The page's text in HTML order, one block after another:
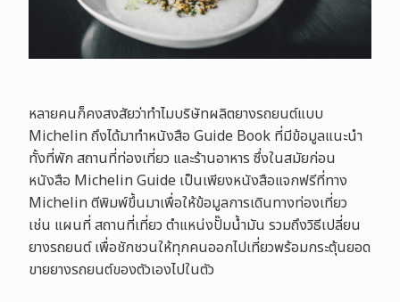
หลายคนก็คงสงสัยว่าทำไมบริษัทผลิตยางรถยนต์แบบ
Michelin ถึงได้มาทำหนังสือ Guide Book ที่มีข้อมูลแนะนำ
ทั้งที่พัก สถานที่ท่องเที่ยว และร้านอาหาร ซึ่งในสมัยก่อน
หนังสือ Michelin Guide เป็นเพียงหนังสือแจกฟรีที่ทาง
Michelin ตีพิมพ์ขึ้นมาเพื่อให้ข้อมูลการเดินทางท่องเที่ยว
เช่น แผนที่ สถานที่เที่ยว ตำแหน่งปั๊มน้ำมัน รวมถึงวิธีเปลี่ยน
ยางรถยนต์ เพื่อชักชวนให้ทุกคนออกไปเที่ยวพร้อมกระตุ้นยอด
ขายยางรถยนต์ของตัวเองไปในตัว